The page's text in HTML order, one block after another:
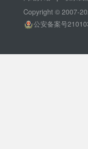
Copyright © 2007-
公安备案号